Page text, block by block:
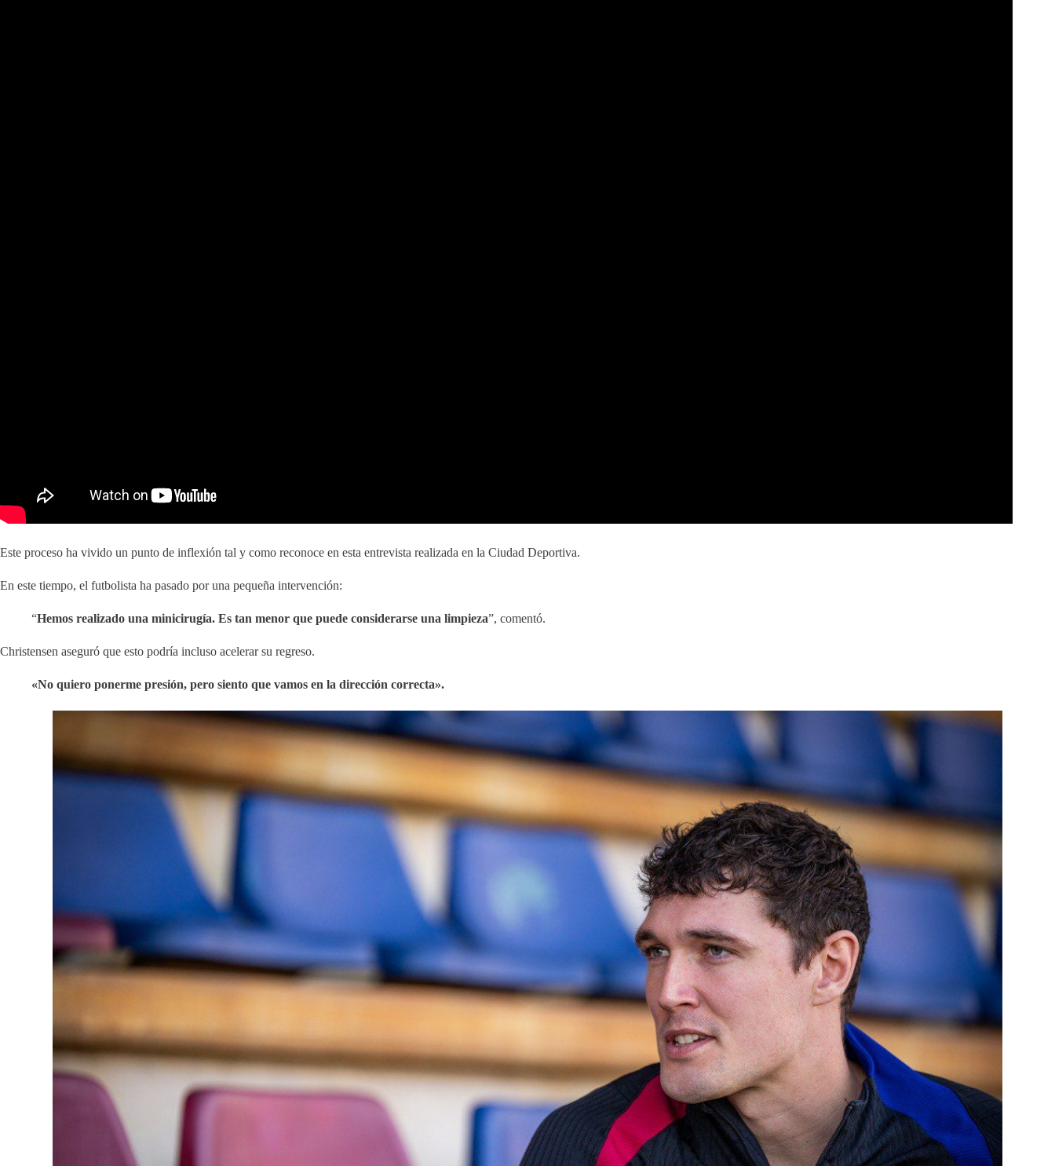
Este proceso ha vivido un punto de inflexión tal y como reconoce en esta entrevista realizada en la Ciudad Deportiva.
En este tiempo, el futbolista ha pasado por una pequeña intervención:
“Hemos realizado una minicirugía. Es tan menor que puede considerarse una limpieza”, comentó.
Christensen aseguró que esto podría incluso acelerar su regreso.
«No quiero ponerme presión, pero siento que vamos en la dirección correcta».